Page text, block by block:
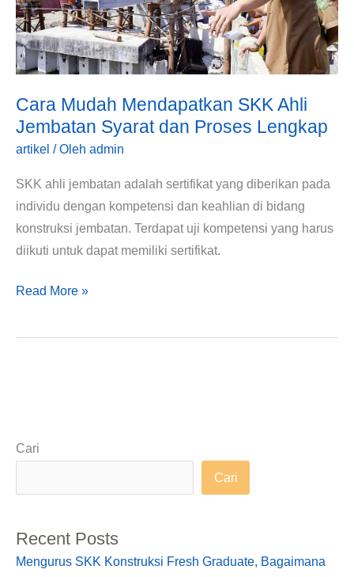
Cara Mudah Mendapatkan SKK Ahli
Jembatan Syarat dan Proses Lengkap
artikel / Oleh admin
SKK ahli jembatan adalah sertifikat yang diberikan pada
individu dengan kompetensi dan keahlian di bidang
konstruksi jembatan. Terdapat uji kompetensi yang harus
diikuti untuk dapat memiliki sertifikat.
Ahli
Jembatan
Syarat
dan
Proses
Lengkap
Read More »
Cari
Cari
Recent Posts
Mengurus SKK Konstruksi Fresh Graduate, Bagaimana